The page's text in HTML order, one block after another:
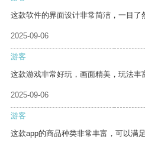
这款软件的界面设计非常简洁，一目了
2025-09-06
游客
这款游戏非常好玩，画面精美，玩法丰
2025-09-06
游客
这款app的商品种类非常丰富，可以满